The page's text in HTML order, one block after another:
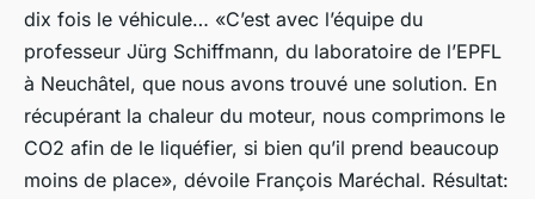
dix fois le véhicule… «C’est avec l’équipe du
professeur Jürg Schiffmann, du laboratoire de l’EPFL
à Neuchâtel, que nous avons trouvé une solution. En
récupérant la chaleur du moteur, nous comprimons le
CO2 afin de le liquéfier, si bien qu’il prend beaucoup
moins de place», dévoile François Maréchal. Résultat: